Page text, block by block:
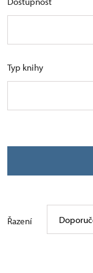
Typ knihy
Řazení